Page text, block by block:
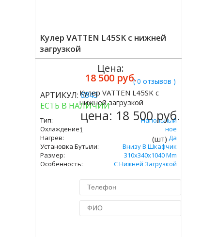
Кулер VATTEN L45SK с нижней
загрузкой
( 0 отзывов )
АРТИКУЛ:6843
ЕСТЬ В НАЛИЧИИ
Тип:
Напольный
Охлаждение:
Компрессорное
Нагрев:
Да
Установка Бутыли:
Внизу В Шкафчик
Размер:
310х340х1040 Mm
Особенность:
С Нижней Загрузкой
Цена:
18 500 руб.
Купить
Кулер VATTEN L45SK с
нижней загрузкой
цена: 18 500 руб.
(шт)